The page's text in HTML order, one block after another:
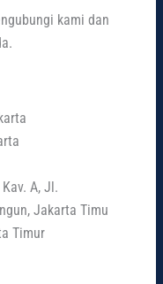
kami dan
A, Jl.
Jakarta Timu
Timur